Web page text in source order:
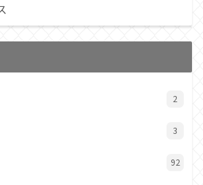
2
3
92